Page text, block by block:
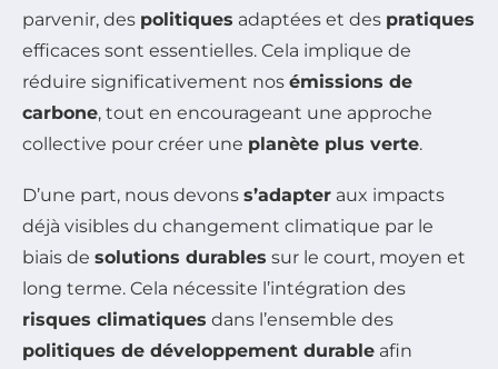
parvenir, des politiques adaptées et des pratiques
efficaces sont essentielles. Cela implique de
réduire significativement nos émissions de
carbone, tout en encourageant une approche
collective pour créer une planète plus verte.
D’une part, nous devons s’adapter aux impacts
déjà visibles du changement climatique par le
biais de solutions durables sur le court, moyen et
long terme. Cela nécessite l’intégration des
risques climatiques dans l’ensemble des
politiques de développement durable afin